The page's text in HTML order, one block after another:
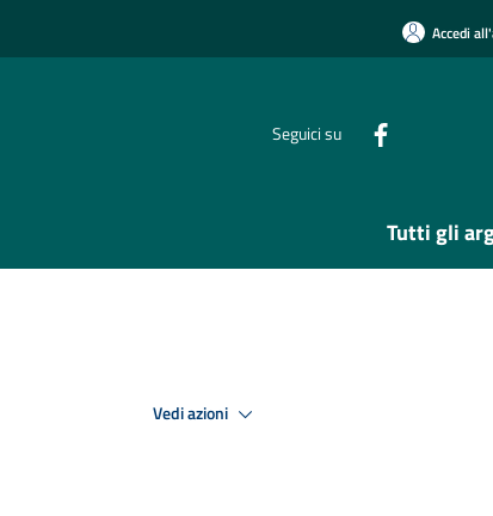
Accedi
Seguici su
Tutti gli
Vedi azioni